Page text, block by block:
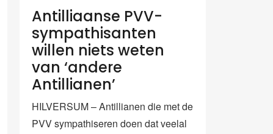
Antilliaanse PVV-
sympathisanten
willen niets weten
van ‘andere
Antillianen’
HILVERSUM – Antillianen die met de
PVV sympathiseren doen dat veelal